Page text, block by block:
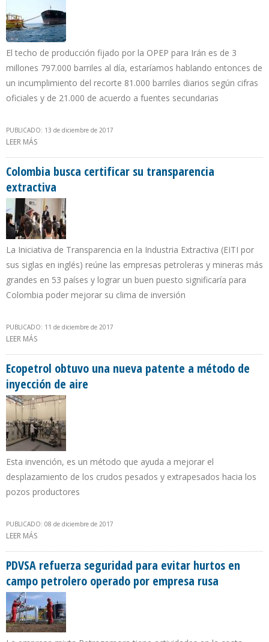
El techo de producción fijado por la OPEP para Irán es de 3
millones 797.000 barriles al día, estaríamos hablando entonces de
un incumplimiento del recorte 81.000 barriles diarios según cifras
oficiales y de 21.000 de acuerdo a fuentes secundarias
PUBLICADO: 13 de diciembre de 2017
LEER MÁS
Colombia busca certificar su transparencia
extractiva
La Iniciativa de Transparencia en la Industria Extractiva (EITI por
sus siglas en inglés) reúne las empresas petroleras y mineras más
grandes en 53 países y lograr un buen puesto significaría para
Colombia poder mejorar su clima de inversión
PUBLICADO: 11 de diciembre de 2017
LEER MÁS
Ecopetrol obtuvo una nueva patente a método de
inyección de aire
Esta invención, es un método que ayuda a mejorar el
desplazamiento de los crudos pesados y extrapesados hacia los
pozos productores
PUBLICADO: 08 de diciembre de 2017
LEER MÁS
PDVSA refuerza seguridad para evitar hurtos en
campo petrolero operado por empresa rusa